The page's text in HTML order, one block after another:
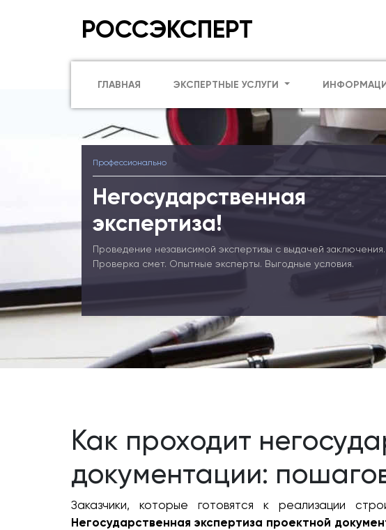
РОССЭКСПЕРТ
ГЛАВНАЯ ЭКСПЕРТНЫЕ УСЛУГИ
Профессионально
Негосударственная
экспертиза!
Проведение независимой экспертизы с выдачей заключения.
Проверка смет. Опытные эксперты. Выгодные условия.
Как проходит
документации:
Заказчики, которые готовятся к реализации
Негосударственная экспертиза проектной